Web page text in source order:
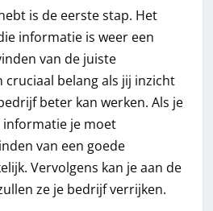
is de eerste stap. Het
informatie is weer een
van de juiste
cruciaal belang als jij inzicht
beter kan werken. Als je
informatie je moet
van een goede
Vervolgens kan je aan de
ze je bedrijf verrijken.